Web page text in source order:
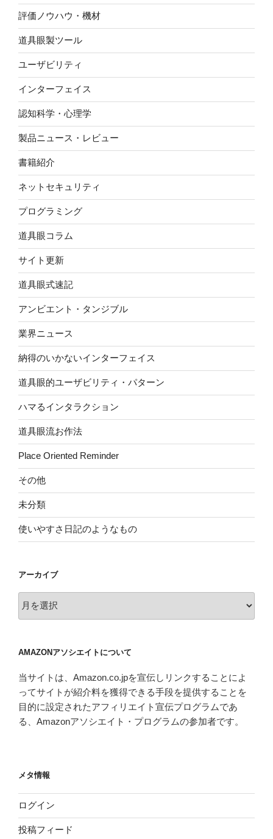
評価ノウハウ・機材
道具眼製ツール
ユーザビリティ
インターフェイス
認知科学・心理学
製品ニュース・レビュー
書籍紹介
ネットセキュリティ
プログラミング
道具眼コラム
サイト更新
道具眼式速記
アンビエント・タンジブル
業界ニュース
納得のいかないインターフェイス
道具眼的ユーザビリティ・パターン
ハマるインタラクション
道具眼流お作法
Place Oriented Reminder
その他
未分類
使いやすさ日記のようなもの
アーカイブ
ー
ブ
AMAZONアソシエイトについて
当サイトは、Amazon.co.jpを宣伝しリンクすることによ
ってサイトが紹介料を獲得できる手段を提供することを
目的に設定されたアフィリエイト宣伝プログラムであ
る、Amazonアソシエイト・プログラムの参加者です。
メタ情報
ログイン
投稿フィード